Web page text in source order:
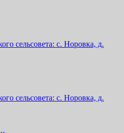
сельсовета: с. Норовка, д.
сельсовета: с. Норовка, д.